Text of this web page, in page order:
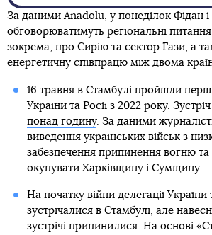
За даними Anadolu, у понеділок Фідан
обговорюватимуть регіональні
зокрема, про Сирію та сектор Гази, а
енергетичну співпрацю між двома
16 травня в Стамбулі пройшли
України та Росії з 2022 року. Зустріч
понад годину. За даними
виведення українських військ з
забезпечення припинення вогню
окупувати Харківщину і Сумщину.
На початку війни делегації України
зустрічалися в Стамбулі, але
зустрічі припинилися. На основі